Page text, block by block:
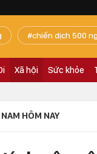
chiến dịch 500
Xã hội Sức khỏe
HÔM NAY